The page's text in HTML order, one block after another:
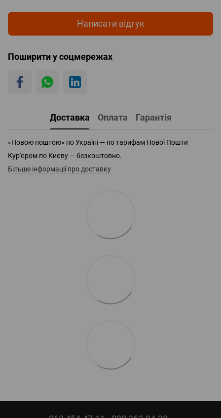
Написати відгук
Поширити у соцмережах
Доставка Оплата Гарантія
«Новою поштою» по Україні — по тарифам Нової Пошти
Кур'єром по Києву — безкоштовно.
Більше інформації про доставку